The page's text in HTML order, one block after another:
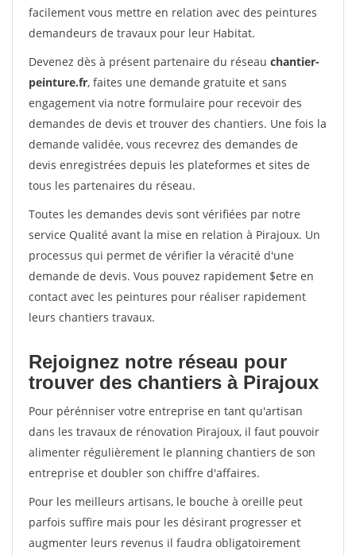
facilement vous mettre en relation avec des peintures
demandeurs de travaux pour leur Habitat.
Devenez dès à présent partenaire du réseau chantier-
peinture.fr, faites une demande gratuite et sans
engagement via notre formulaire pour recevoir des
demandes de devis et trouver des chantiers. Une fois la
demande validée, vous recevrez des demandes de
devis enregistrées depuis les plateformes et sites de
tous les partenaires du réseau.
Toutes les demandes devis sont vérifiées par notre
service Qualité avant la mise en relation à Pirajoux. Un
processus qui permet de vérifier la véracité d'une
demande de devis. Vous pouvez rapidement $etre en
contact avec les peintures pour réaliser rapidement
leurs chantiers travaux.
Rejoignez notre réseau pour
trouver des chantiers à Pirajoux
Pour pérénniser votre entreprise en tant qu'artisan
dans les travaux de rénovation Pirajoux, il faut pouvoir
alimenter régulièrement le planning chantiers de son
entreprise et doubler son chiffre d'affaires.
Pour les meilleurs artisans, le bouche à oreille peut
parfois suffire mais pour les désirant progresser et
augmenter leurs revenus il faudra obligatoirement